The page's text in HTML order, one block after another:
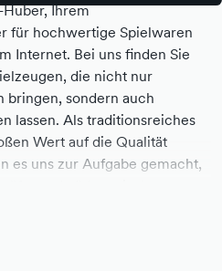
Ihrem
für hochwertige Spielwaren
Internet. Bei uns finden Sie
die nicht nur
bringen, sondern auch
lassen. Als traditionsreiches
Wert auf die Qualität
es uns zur Aufgabe gemacht,
Unser Lagerverkauf im